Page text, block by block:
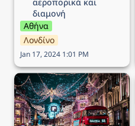
διαμονή
Αθήνα
Λονδίνο
Jan 17, 2024 1:01 PM
Ταξίδι στο εορταστικό
Λονδίνο - 4 ημέρες από
190€, αεροπορικά και
διαμονή